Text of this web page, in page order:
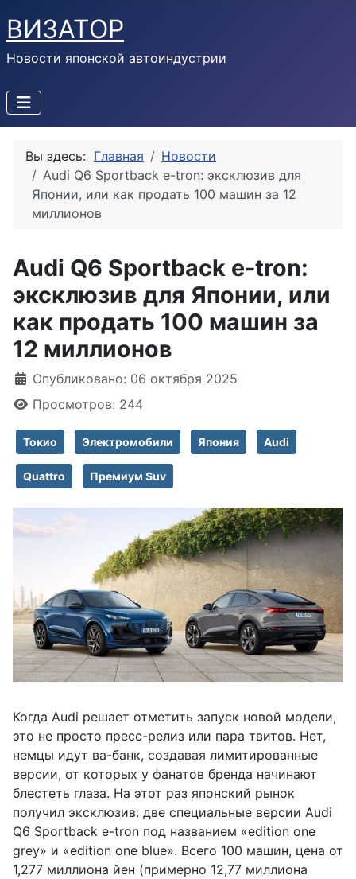
ВИЗАТОР
Новости японской автоиндустрии
Вы здесь: Главная
Новости
Audi Q6 Sportback e-tron: эксклюзив для
Японии, или как продать 100 машин за 12
миллионов
Audi Q6 Sportback e-tron:
эксклюзив для Японии, или
как продать 100 машин за
12 миллионов
Информация о материале
Опубликовано: 06 октября 2025
Просмотров: 244
Токио Электромобили Япония Audi
Quattro Премиум Suv
Когда Audi решает отметить запуск новой модели,
это не просто пресс-релиз или пара твитов. Нет,
немцы идут ва-банк, создавая лимитированные
версии, от которых у фанатов бренда начинают
блестеть глаза. На этот раз японский рынок
получил эксклюзив: две специальные версии Audi
Q6 Sportback e-tron под названием «edition one
grey» и «edition one blue». Всего 100 машин, цена от
1,277 миллиона йен (примерно 12,77 миллиона